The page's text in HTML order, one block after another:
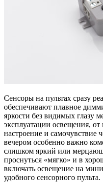
Сенсоры на пультах сразу
обеспечивают плавное
яркости без видимых
эксплуатации освещения,
настроение и самочувствие
вечером особенно важно
слишком яркий или
проснуться «мягко» и в
включать освещение на
удобного сенсорного пульта.